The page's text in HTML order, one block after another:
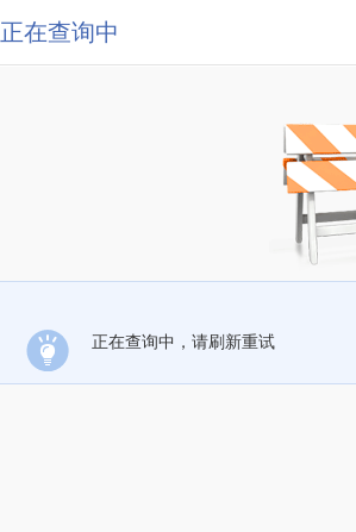
正在查询中
正在查询中，请刷新重试